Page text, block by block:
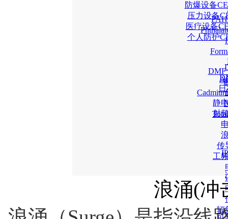
防爆设备
压力设备
医疗设备
个人防护
DMF
静
射
传
工
辐
可
浪涌(冲